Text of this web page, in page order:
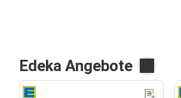
Edeka Angebote